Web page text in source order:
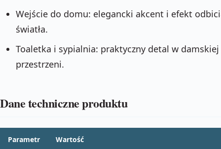
Wejście do domu: elegancki akcent i efekt
światła.
Toaletka i sypialnia: praktyczny detal w damskiej
przestrzeni.
Dane techniczne produktu
Parametr Wartość